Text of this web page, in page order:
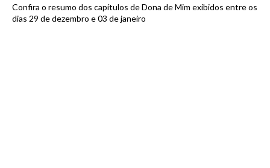
Confira o resumo dos capítulos de Dona de Mim exibidos entre os
dias 29 de dezembro e 03 de janeiro